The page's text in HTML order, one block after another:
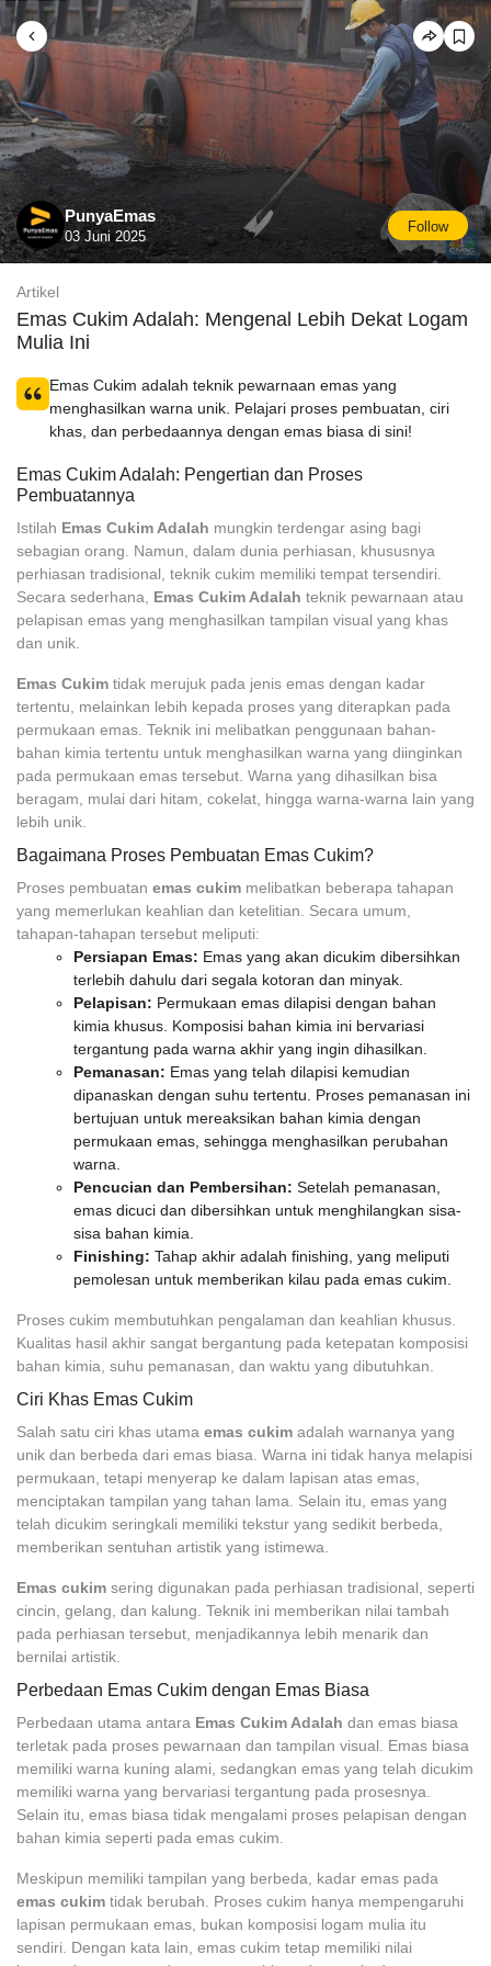
PunyaEmas
03 Juni 2025
Follow
Artikel
Emas Cukim Adalah: Mengenal Lebih Dekat Logam
Mulia Ini
Emas Cukim adalah teknik pewarnaan emas yang
menghasilkan warna unik. Pelajari proses pembuatan, ciri
khas, dan perbedaannya dengan emas biasa di sini!
Emas Cukim Adalah: Pengertian dan Proses
Pembuatannya
Istilah Emas Cukim Adalah mungkin terdengar asing bagi
sebagian orang. Namun, dalam dunia perhiasan, khususnya
perhiasan tradisional, teknik cukim memiliki tempat tersendiri.
Secara sederhana, Emas Cukim Adalah teknik pewarnaan atau
pelapisan emas yang menghasilkan tampilan visual yang khas
dan unik.
Emas Cukim tidak merujuk pada jenis emas dengan kadar
tertentu, melainkan lebih kepada proses yang diterapkan pada
permukaan emas. Teknik ini melibatkan penggunaan bahan-
bahan kimia tertentu untuk menghasilkan warna yang diinginkan
pada permukaan emas tersebut. Warna yang dihasilkan bisa
beragam, mulai dari hitam, cokelat, hingga warna-warna lain yang
lebih unik.
Bagaimana Proses Pembuatan Emas Cukim?
Proses pembuatan emas cukim melibatkan beberapa tahapan
yang memerlukan keahlian dan ketelitian. Secara umum,
tahapan-tahapan tersebut meliputi:
Persiapan Emas: Emas yang akan dicukim dibersihkan
terlebih dahulu dari segala kotoran dan minyak.
Pelapisan: Permukaan emas dilapisi dengan bahan
kimia khusus. Komposisi bahan kimia ini bervariasi
tergantung pada warna akhir yang ingin dihasilkan.
Pemanasan: Emas yang telah dilapisi kemudian
dipanaskan dengan suhu tertentu. Proses pemanasan ini
bertujuan untuk mereaksikan bahan kimia dengan
permukaan emas, sehingga menghasilkan perubahan
warna.
Pencucian dan Pembersihan: Setelah pemanasan,
emas dicuci dan dibersihkan untuk menghilangkan sisa-
sisa bahan kimia.
Finishing: Tahap akhir adalah finishing, yang meliputi
pemolesan untuk memberikan kilau pada emas cukim.
Proses cukim membutuhkan pengalaman dan keahlian khusus.
Kualitas hasil akhir sangat bergantung pada ketepatan komposisi
bahan kimia, suhu pemanasan, dan waktu yang dibutuhkan.
Ciri Khas Emas Cukim
Salah satu ciri khas utama emas cukim adalah warnanya yang
unik dan berbeda dari emas biasa. Warna ini tidak hanya melapisi
permukaan, tetapi menyerap ke dalam lapisan atas emas,
menciptakan tampilan yang tahan lama. Selain itu, emas yang
telah dicukim seringkali memiliki tekstur yang sedikit berbeda,
memberikan sentuhan artistik yang istimewa.
Emas cukim sering digunakan pada perhiasan tradisional, seperti
cincin, gelang, dan kalung. Teknik ini memberikan nilai tambah
pada perhiasan tersebut, menjadikannya lebih menarik dan
bernilai artistik.
Perbedaan Emas Cukim dengan Emas Biasa
Perbedaan utama antara Emas Cukim Adalah dan emas biasa
terletak pada proses pewarnaan dan tampilan visual. Emas biasa
memiliki warna kuning alami, sedangkan emas yang telah dicukim
memiliki warna yang bervariasi tergantung pada prosesnya.
Selain itu, emas biasa tidak mengalami proses pelapisan dengan
bahan kimia seperti pada emas cukim.
Meskipun memiliki tampilan yang berbeda, kadar emas pada
emas cukim tidak berubah. Proses cukim hanya mempengaruhi
lapisan permukaan emas, bukan komposisi logam mulia itu
sendiri. Dengan kata lain, emas cukim tetap memiliki nilai